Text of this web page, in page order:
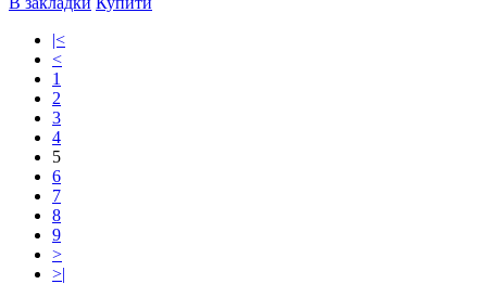
|<
<
1
2
3
4
5
6
7
8
9
>
>|